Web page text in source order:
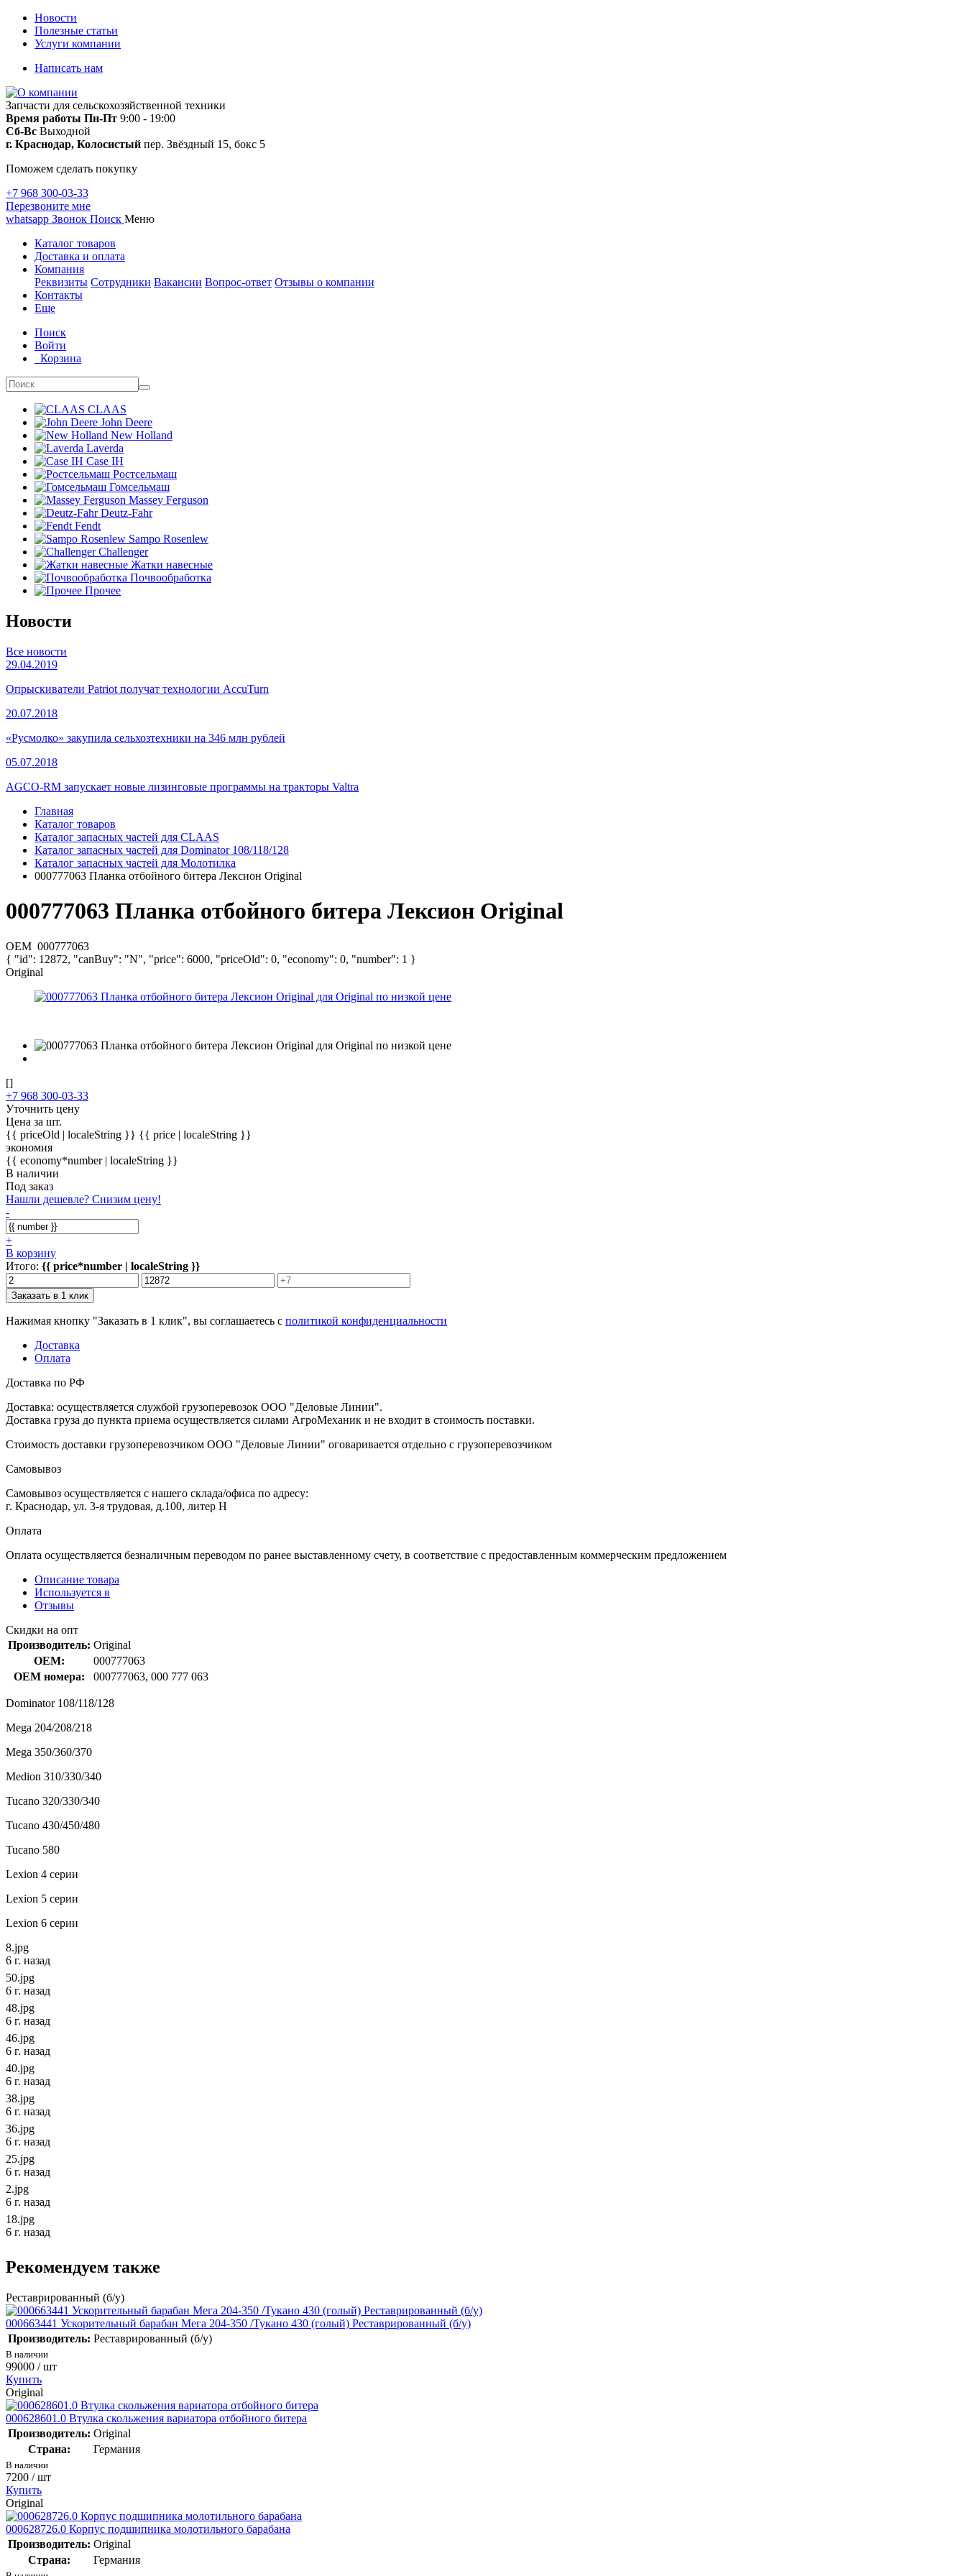
Новости
Полезные статьи
Услуги компании
Написать нам
Запчасти для сельскохозяйственной техники
Время работы Пн-Пт 9:00 - 19:00
Сб-Вс Выходной
г. Краснодар, Колосистый пер. Звёздный 15, бокс 5
Поможем сделать покупку
+7 968 300-03-33
Перезвоните мне
whatsapp Звонок Поиск Меню
Каталог товаров
Доставка и оплата
Компания
Реквизиты Сотрудники Вакансии Вопрос-ответ Отзывы о компании
Контакты
Еще
Поиск
Войти
Корзина
CLAAS
John Deere
New Holland
Laverda
Case IH
Ростсельмаш
Гомсельмаш
Massey Ferguson
Deutz-Fahr
Fendt
Sampo Rosenlew
Challenger
Жатки навесные
Почвообработка
Прочее
Новости
Все новости
29.04.2019
Опрыскиватели Patriot получат технологии AccuTurn
20.07.2018
«Русмолко» закупила сельхозтехники на 346 млн рублей
05.07.2018
AGCO-RM запускает новые лизинговые программы на тракторы Valtra
Главная
Каталог товаров
Каталог запасных частей для CLAAS
Каталог запасных частей для Dominator 108/118/128
Каталог запасных частей для Молотилка
000777063 Планка отбойного битера Лексион Original
000777063 Планка отбойного битера Лексион Original
OEM 000777063
{ "id": 12872, "canBuy": "N", "price": 6000, "priceOld": 0, "economy": 0, "number": 1 }
Original
[]
+7 968 300-03-33
Уточнить цену
Цена за шт.
{{ priceOld | localeString }} {{ price | localeString }}
экономия
{{ economy*number | localeString }}
В наличии
Под заказ
Нашли дешевле? Снизим цену!
-
+
В корзину
Итого: {{ price*number | localeString }}
Заказать в 1 клик
Нажимая кнопку "Заказать в 1 клик", вы соглашаетесь с политикой конфиденциальности
Доставка
Оплата
Доставка по РФ
Доставка: осуществляется службой грузоперевозок ООО "Деловые Линии".
Доставка груза до пункта приема осуществляется силами АгроМеханик и не входит в стоимость поставки.
Стоимость доставки грузоперевозчиком ООО "Деловые Линии" оговаривается отдельно с грузоперевозчиком
Самовывоз
Самовывоз осуществляется с нашего склада/офиса по адресу:
г. Краснодар, ул. 3-я трудовая, д.100, литер Н
Оплата
Оплата осуществляется безналичным переводом по ранее выставленному счету, в соответствие с предоставленным коммерческим предложением
Описание товара
Используется в
Отзывы
Скидки на опт
Производитель: Original
OEM:
000777063
OEM номера:
000777063, 000 777 063
Dominator 108/118/128
Mega 204/208/218
Mega 350/360/370
Medion 310/330/340
Tucano 320/330/340
Tucano 430/450/480
Tucano 580
Lexion 4 серии
Lexion 5 серии
Lexion 6 серии
8.jpg
6 г. назад
50.jpg
6 г. назад
48.jpg
6 г. назад
46.jpg
6 г. назад
40.jpg
6 г. назад
38.jpg
6 г. назад
36.jpg
6 г. назад
25.jpg
6 г. назад
2.jpg
6 г. назад
18.jpg
6 г. назад
Рекомендуем также
Реставрированный (б/у)
000663441 Ускорительный барабан Мега 204-350 /Тукано 430 (голый) Реставрированный (б/у)
Производитель: Реставрированный (б/у)
В наличии
99000 / шт
Купить
Original
000628601.0 Втулка скольжения вариатора отбойного битера
Производитель: Original
Страна:
Германия
В наличии
7200 / шт
Купить
Original
000628726.0 Корпус подшипника молотильного барабана
Производитель: Original
Страна:
Германия